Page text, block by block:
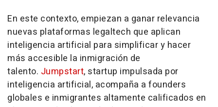
En este contexto, empiezan a ganar relevancia
nuevas plataformas legaltech que aplican
inteligencia artificial para simplificar y hacer
más accesible la inmigración de
talento. Jumpstart, startup impulsada por
inteligencia artificial, acompaña a founders
globales e inmigrantes altamente calificados en